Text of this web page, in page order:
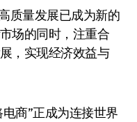
质量发展已成为新的
场的同时，注重合
，实现经济效益与
商”正成为连接世界